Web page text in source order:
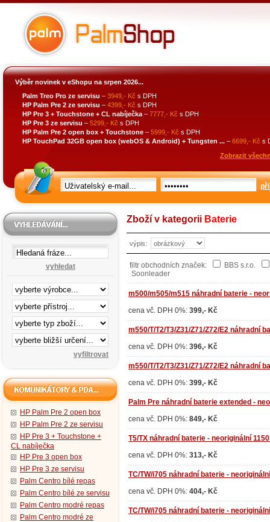
Výběr novinek v eShopu na srpen 2026...
Palm Treo Pro ze servisu – 3949,- Kč s DPH
HP Palm Pre 2 ze servisu – 4399,- Kč s DPH
HP Pre 3 + Touchstone + CL nabíječka – 7777,- Kč s DPH
HP Pre 3 ze servisu – 5299,- Kč s DPH
HP Palm Pre 2 open box + Touchstone – 5999,- Kč s DPH
HP TouchPad 32GB open box (webOS & Android) + Tungsten ... – 6699,- Kč s
Zobrazit
vyhledat
HP Palm Pre 2 open box
HP Palm Pre 2 ze servisu
HP Pre 3 + Touchstone +
CL nabíječka
HP Pre 3 open box
HP Pre 3 ze servisu
Palm Centro bílé repas
Palm Centro bílé ze servisu
Palm Centro modré repas
Palm Centro modré ze
Zboží v kategorii Baterie
výpis:
filtr obchodních značek:
BBS s.r.o.
Soonleader
m500/m505/m515 náhradní baterie -
cena vč. DPH 0%: 399,- Kč
m550/T/T2/T3/Z31/Z71/Z72/E2 náhradní
cena vč. DPH 0%: 396,- Kč
m550/T/T2/T3/Z31/Z71/Z72/E2 náhradní
cena vč. DPH 0%: 399,- Kč
Palm Pre náhradní baterie extended -
cena vč. DPH 0%: 849,- Kč
T5/TX náhradní baterie - neoriginální
cena vč. DPH 0%: 313,- Kč
TC/TW/i705 náhradní baterie -
cena vč. DPH 0%: 404,- Kč
TC/TW/i705 náhradní baterie -